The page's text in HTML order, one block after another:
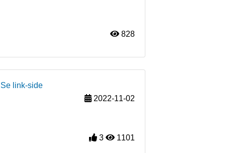
828
Se link-side
2022-11-02
3 1101